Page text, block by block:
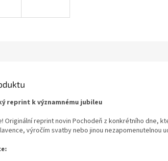
reprint k významnému jubileu
Originální reprint novin Pochodeň z konkrétního dne,
výročím svatby nebo jinou nezapomenutelnou